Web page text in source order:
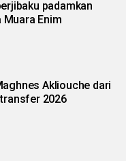
padamkan
Muara Enim
Akliouche dari
2026